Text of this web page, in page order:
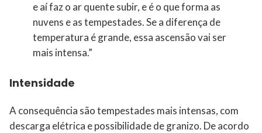
e aí faz o ar quente subir, e é o que forma as
nuvens e as tempestades. Se a diferença de
temperatura é grande, essa ascensão vai ser
mais intensa.”
Intensidade
A consequência são tempestades mais intensas, com
descarga elétrica e possibilidade de granizo. De acordo